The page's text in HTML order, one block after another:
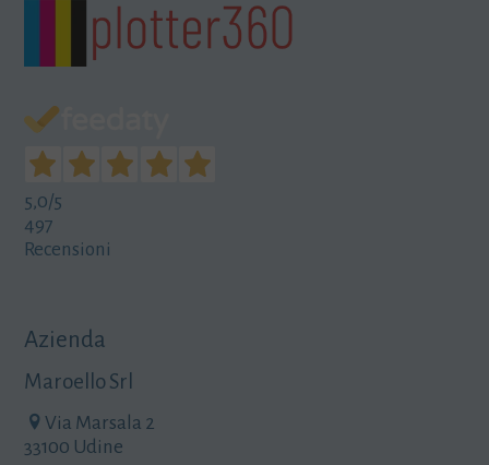
5,0/5
497
Recensioni
Azienda
Maroello Srl
Via Marsala 2
33100 Udine